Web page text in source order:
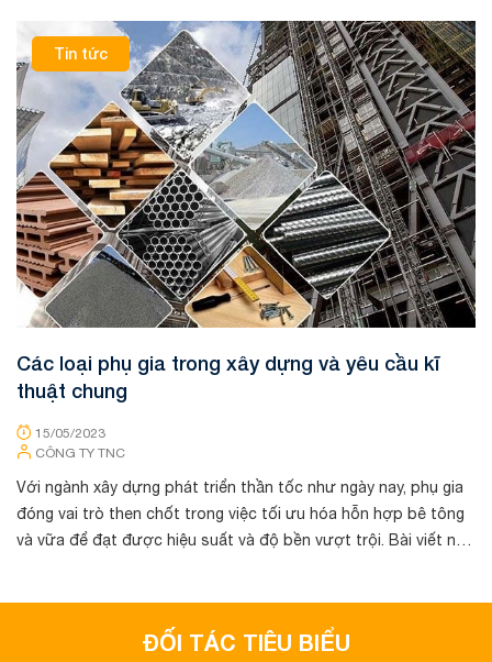
Tin tức
Các loại phụ gia trong xây dựng và yêu cầu kĩ
thuật chung
15/05/2023
CÔNG TY TNC
Với ngành xây dựng phát triển thần tốc như ngày nay, phụ gia
đóng vai trò then chốt trong việc tối ưu hóa hỗn hợp bê tông
và vữa để đạt được hiệu suất và độ bền vượt trội. Bài viết này
ĐỐI TÁC TIÊU BIỂU